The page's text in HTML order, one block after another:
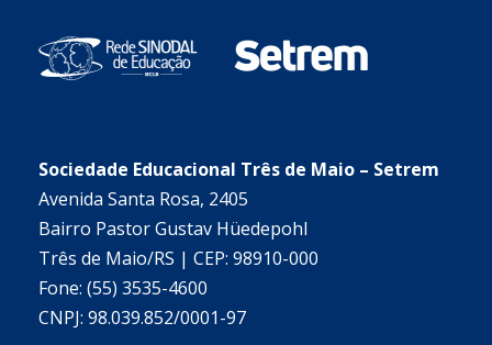
Sociedade Educacional Três de Maio – Setrem
Avenida Santa Rosa, 2405
Bairro Pastor Gustav Hüedepohl
Três de Maio/RS | CEP: 98910-000
Fone: (55) 3535-4600
CNPJ: 98.039.852/0001-97